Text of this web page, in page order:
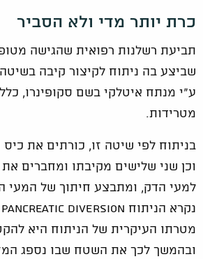
כרת יותר מדי ולא הסביר
תביעת רשלנות רפואית שהגישה
שביצע בה ניתוח לקיצור קיבה
ע"י מנתח איטלקי בשם סקופינרו,
מטרידות.
בניתוח לפי שיטה זו, כורתים את
וכן שני שלישים מקיבתו ומחברים
למעי הדק, ומתבצע חיתוך של המעי
מטרתו העיקרית של הניתוח היא
ובהמשך לכך את השטח שבו נספג